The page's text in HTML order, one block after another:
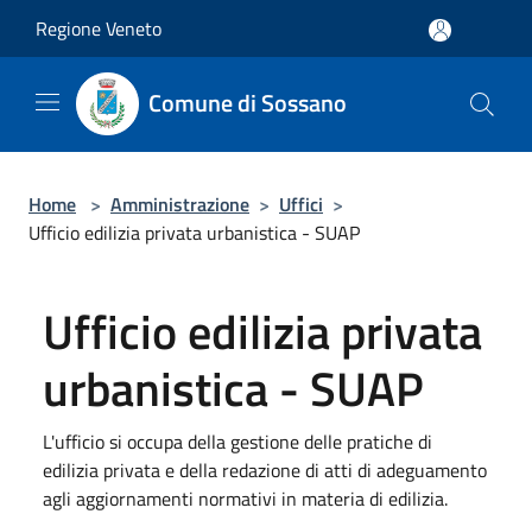
Regione Veneto
Comune di Sossano
Home > Amministrazione > Uffici >
Ufficio edilizia privata urbanistica - SUAP
Ufficio edilizia privata
urbanistica - SUAP
L'ufficio si occupa della gestione delle pratiche di
edilizia privata e della redazione di atti di adeguamento
agli aggiornamenti normativi in materia di edilizia.